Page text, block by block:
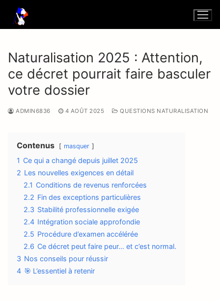
contenu
Naturalisation 2025 : Attention,
ce décret pourrait faire basculer
votre dossier
ADMIN6836 4 AOÛT 2025 QUESTIONS NATURALISATION
Contenus masquer
1 Ce qui a changé depuis juillet 2025
2 Les nouvelles exigences en détail
2.1 Conditions de revenus renforcées
2.2 Fin des exceptions particulières
2.3 Stabilité professionnelle exigée
2.4 Intégration sociale approfondie
2.5 Procédure d’examen accélérée
2.6 Ce décret peut faire peur… et c’est normal.
3 Nos conseils pour réussir
4 🎯 L’essentiel à retenir